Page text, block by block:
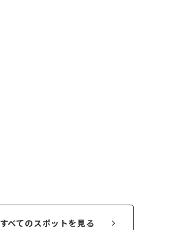
すべてのスポットを見る